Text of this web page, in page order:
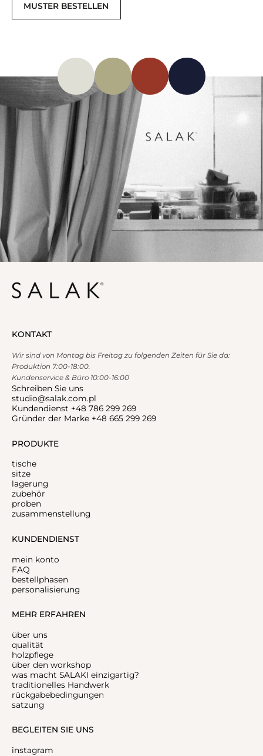
MUSTER BESTELLEN
PRODUKTE
tische
sitze
lagerung
zubehör
proben
zusammenstellung
KUNDENDIENST
mein konto
FAQ
bestellphasen
personalisierung
KONTAKT
Wir sind von Montag bis Freitag zu folgenden Zeiten für Sie da:
Produktion 7:00-18:00.
Kundenservice & Büro 10:00-16:00
Schreiben Sie uns
studio@salak.com.pl
Kundendienst +48 786 299 269
Gründer der Marke +48 665 299 269
MEHR ERFAHREN
über uns
qualität
holzpflege
über den workshop
was macht SALAKI einzigartig?
traditionelles Handwerk
rückgabebedingungen
satzung
BEGLEITEN SIE UNS
instagram